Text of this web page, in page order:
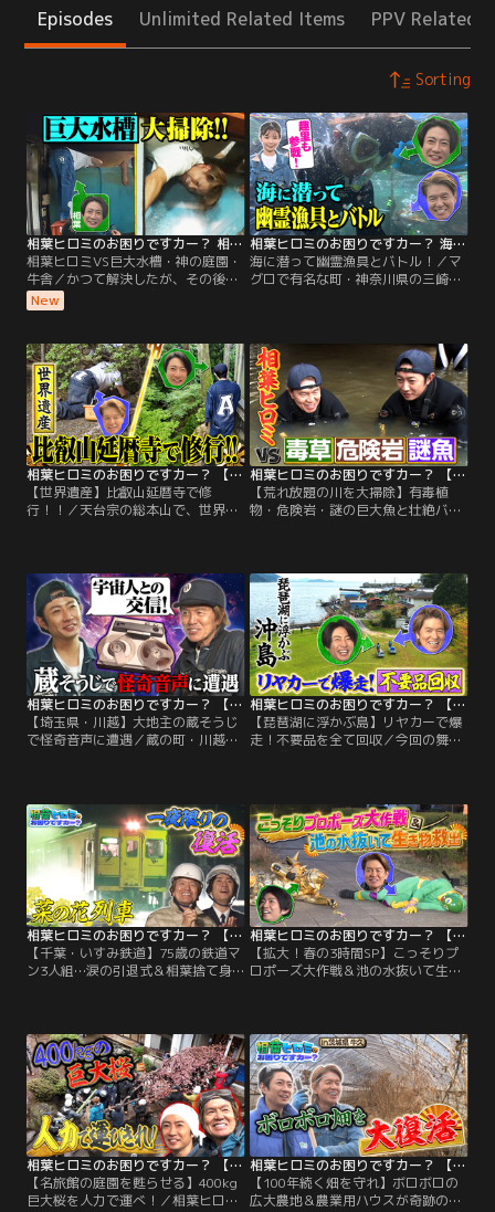
Episodes Unlimited Related Items PPV Related
Sorting
相葉ヒロミのお困りですカー？ 相葉ヒロミVS巨大水槽・神の庭園・牛舎
相葉ヒロミVS巨大水槽・神の庭園・
牛舎／かつて解決したが、その後が
心配なお困りごとに突撃訪問。 する
と新たなお困りごとが勃発してい
園 草ボーボーだった庭園を大掃除し
て生まれ変わらせたのだが 新たなお
困りごとが！ 放っておけない相葉ヒ
ロミが再び立ち上がる！
New
相葉ヒロミのお困りですカー？ 海に潜って幽霊漁具とバトル！
海に潜って幽霊漁具とバトル！／マ
グロで有名な町・神奈川県の三崎で
以上海に放置された“生けす”を大掃
除！ 2人が海に潜ると そこには藻や
貝がビッシリと張りついた生けす
が…。 2人は何度も水に潜って、汚
れをひたすら手作業で落とす。
相葉ヒロミのお困りですカー？ 【世界遺産】比叡山延暦寺で修行！！
【世界遺産】比叡山延暦寺で修
行！！／天台宗の総本山で、世界遺
除して甦らせる！砂利を一掃し苔を
張り替え、新たにモミジを植え 苔と
石で造る島「相葉アイランド」も！
■崩れた石垣を積み直す 2人をサポ
ートするのは…。
相葉ヒロミのお困りですカー？ 【荒れ放題の川を大掃除】有毒植物・危険岩・謎の巨大魚と壮絶バトル
【荒れ放題の川を大掃除】有毒植
物・危険岩・謎の巨大魚と壮絶バト
で相葉ヒロミが船に乗って川の大掃
除！しかし生えているのはただの雑
草ではなく 触ると危険な外来植物な
ど、厄介な植物ばかり！さらに川底
にある巨大な岩が、観光船の船底に
ぶつかり危険な状態だという。
相葉ヒロミのお困りですカー？ 【埼玉県・川越】大地主の蔵そうじで怪奇音声に遭遇
【埼玉県・川越】大地主の蔵そうじ
で怪奇音声に遭遇／蔵の町・川越で
か困っている」というもの。そこで
相葉ヒロミが蔵を大掃除！大量の中
身を全部出す！大地主だった先祖が
建てたという蔵の中からは 昭和レト
ロなおもちゃ・アンティークなど価
値がありそうなお宝が続々！
相葉ヒロミのお困りですカー？ 【琵琶湖に浮かぶ島】リヤカーで爆走！不要品を全て回収
【琵琶湖に浮かぶ島】リヤカーで爆
走！不要品を全て回収／今回の舞台
が、島だから捨てるのも大変で困っ
ている」というお困り事が。そこで
相葉ヒロミは、島中の不要品を全て
回収！道が狭くて車が1台もないこ
の島で 不要品を運搬するのはリヤカ
ー！
相葉ヒロミのお困りですカー？ 【千葉・いすみ鉄道】75歳の鉄道マン3人組…涙の引退式＆相葉捨て身のドッキリ大作戦
【千葉・いすみ鉄道】75歳の鉄道マ
ン3人組…涙の引退式＆相葉捨て身
に 相葉ヒロミが鉄道社員と協力して
送別会を開催！3人が一度は食べて
みたかったという「レストラン列
車」の 実際の料理を再現！観光名所
を作りたかったという3人のために
相葉が駅舎の一部を大改造！
相葉ヒロミのお困りですカー？ 【拡大！春の3時間SP】こっそりプロポーズ大作戦＆池の水抜いて生き物救出
【拡大！春の3時間SP】こっそりプ
ロポーズ大作戦＆池の水抜いて生き
題！池は泥で濁りまくり！相葉ヒロ
ミが2日間かけて大掃除！すると、
巨大生物“ヌシ”が現れ 全く見えてい
なかった“幻の滝”まで姿を現した。
さらに相葉のアイデアで、生き物の
ための“浮島”を作る！
相葉ヒロミのお困りですカー？ 【名旅館の庭園を甦らせる】400kg巨大桜を人力で運べ！
【名旅館の庭園を甦らせる】400kg
巨大桜を人力で運べ！／相葉ヒロミ
相葉ヒロミのお困りですカー？ 【100年続く畑を守れ】ボロボロの広大農地＆農業用ハウスが奇跡の復活
【100年続く畑を守れ】ボロボロの
広大農地＆農業用ハウスが奇跡の復